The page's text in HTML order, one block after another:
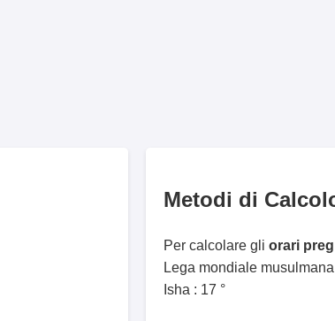
Metodi di
Per calcolare gli orari
Lega mondiale
Isha : 17 °